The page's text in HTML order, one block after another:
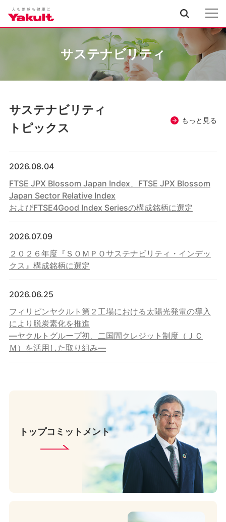
サステナビリティ
サステナビリティ
トピックス
もっと見る
2026.08.04
FTSE JPX Blossom Japan Index、FTSE JPX Blossom
Japan Sector Relative Index
およびFTSE4Good Index Seriesの構成銘柄に選定
2026.07.09
２０２６年度『ＳＯＭＰＯサステナビリティ・インデッ
クス』構成銘柄に選定
2026.06.25
フィリピンヤクルト第２工場における太陽光発電の導入
により脱炭素化を推進
―ヤクルトグループ初、二国間クレジット制度（ＪＣ
Ｍ）を活用した取り組み―
トップコミットメント